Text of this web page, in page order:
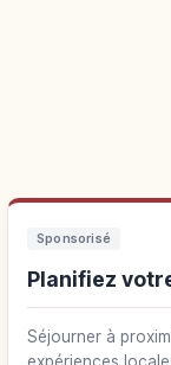
Sponsorisé
Planifiez
Séjourner à